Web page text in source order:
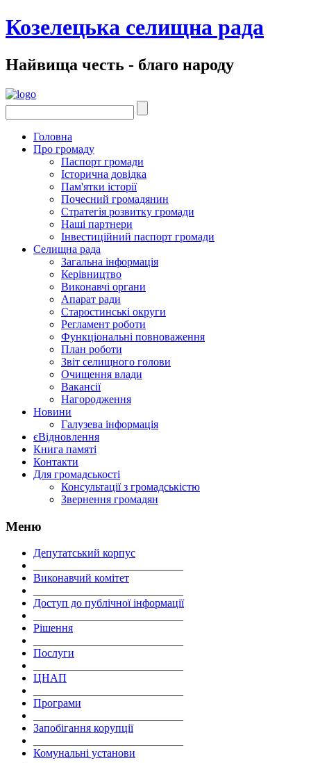
Козелецька селищна рада
Найвища честь - благо народу
Головна
Про громаду
Паспорт громади
Історична довідка
Пам'ятки історії
Почесний громадянин
Стратегія розвитку громади
Наші партнери
Інвестиційний паспорт громади
Селищна рада
Загальна інформація
Керівництво
Виконавчі органи
Апарат ради
Старостинські округи
Регламент роботи
Функціональні повноваження
План роботи
Звіт селищного голови
Очищення влади
Вакансії
Нагородження
Новини
Галузева інформація
єВідновлення
Книга памяті
Контакти
Для громадськості
Консультації з громадськістю
Звернення громадян
Меню
Депутатський корпус
Виконавчий комітет
Доступ до публічної інформації
Рішення
Послуги
ЦНАП
Програми
Запобігання корупції
Комунальні установи